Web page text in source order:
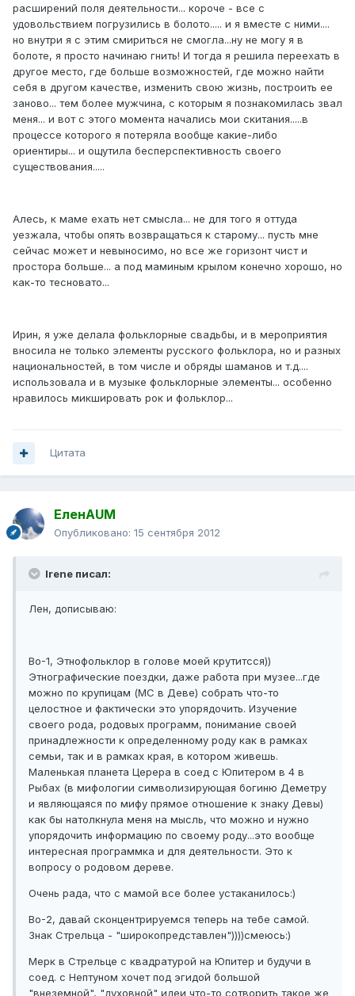
расширений поля деятельности... короче - все с
удовольствием погрузились в болото..... и я вместе с ними....
но внутри я с этим смириться не смогла...ну не могу я в
болоте, я просто начинаю гнить! И тогда я решила переехать в
другое место, где больше возможностей, где можно найти
себя в другом качестве, изменить свою жизнь, построить ее
заново... тем более мужчина, с которым я познакомилась звал
меня... и вот с этого момента начались мои скитания.....в
процессе которого я потеряла вообще какие-либо
ориентиры... и ощутила бесперспективность своего
существования.....
Алесь, к маме ехать нет смысла... не для того я оттуда
уезжала, чтобы опять возвращаться к старому... пусть мне
сейчас может и невыносимо, но все же горизонт чист и
простора больше... а под маминым крылом конечно хорошо, но
как-то тесновато...
Ирин, я уже делала фольклорные свадьбы, и в мероприятия
вносила не только элементы русского фольклора, но и разных
национальностей, в том числе и обряды шаманов и т.д....
использовала и в музыке фольклорные элементы... особенно
нравилось микшировать рок и фольклор...
Цитата
ЕленAUM
Опубликовано: 15 сентября 2012
Irene писал:
Лен, дописываю:
Во-1, Этнофольклор в голове моей крутитсся))
Этнографические поездки, даже работа при музее...где
можно по крупицам (МС в Деве) собрать что-то
целостное и фактически это упорядочить. Изучение
своего рода, родовых программ, понимание своей
принадлежности к определенному роду как в рамках
семьи, так и в рамках края, в котором живешь.
Маленькая планета Церера в соед с Юпитером в 4 в
Рыбах (в мифологии символизирующая богиню Деметру
и являющаяся по мифу прямое отношение к знаку Девы)
как бы натолкнула меня на мысль, что можно и нужно
упорядочить информацию по своему роду...это вообще
интересная программка и для деятельности. Это к
вопросу о родовом дереве.
Очень рада, что с мамой все более устаканилось:)
Во-2, давай сконцентрируемся теперь на тебе самой.
Знак Стрельца - "широкопредставлен"))))смеюсь:)
Мерк в Стрельце с квадратурой на Юпитер и будучи в
соед. с Нептуном хочет под эгидой большой
"внеземной", "духовной" идеи что-то сотворить такое же